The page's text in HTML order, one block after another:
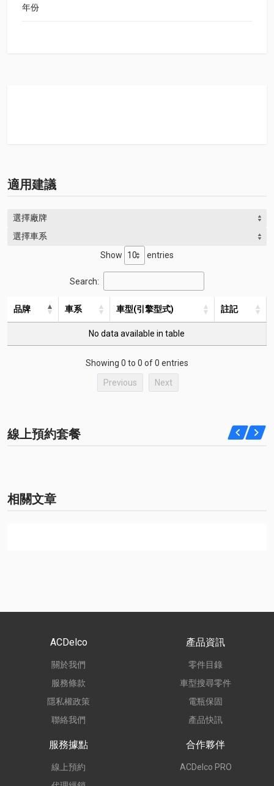
年份
適用建議
選擇廠牌
選擇車系
Show
entries
Search:
品牌 車系 車型(引擎型式) 註記
No data available in table
Showing 0 to 0 of 0 entries
Previous Next
線上預約套餐
相關文章
ACDelco
關於我們
服務條款
隱私權政策
聯絡我們
產品資訊
零件目錄
車型搜尋零件
電瓶保固
產品快訊
服務據點
線上預約
合作夥伴
ACDelco PRO